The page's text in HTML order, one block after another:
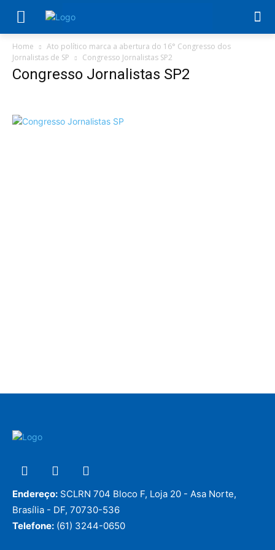
Home
Ato político marca a abertura do 16° Congresso dos
Jornalistas de SP
Congresso Jornalistas SP2
Congresso Jornalistas SP2
Endereço: SCLRN 704 Bloco F, Loja 20 - Asa Norte,
Brasília - DF, 70730-536
Telefone: (61) 3244-0650